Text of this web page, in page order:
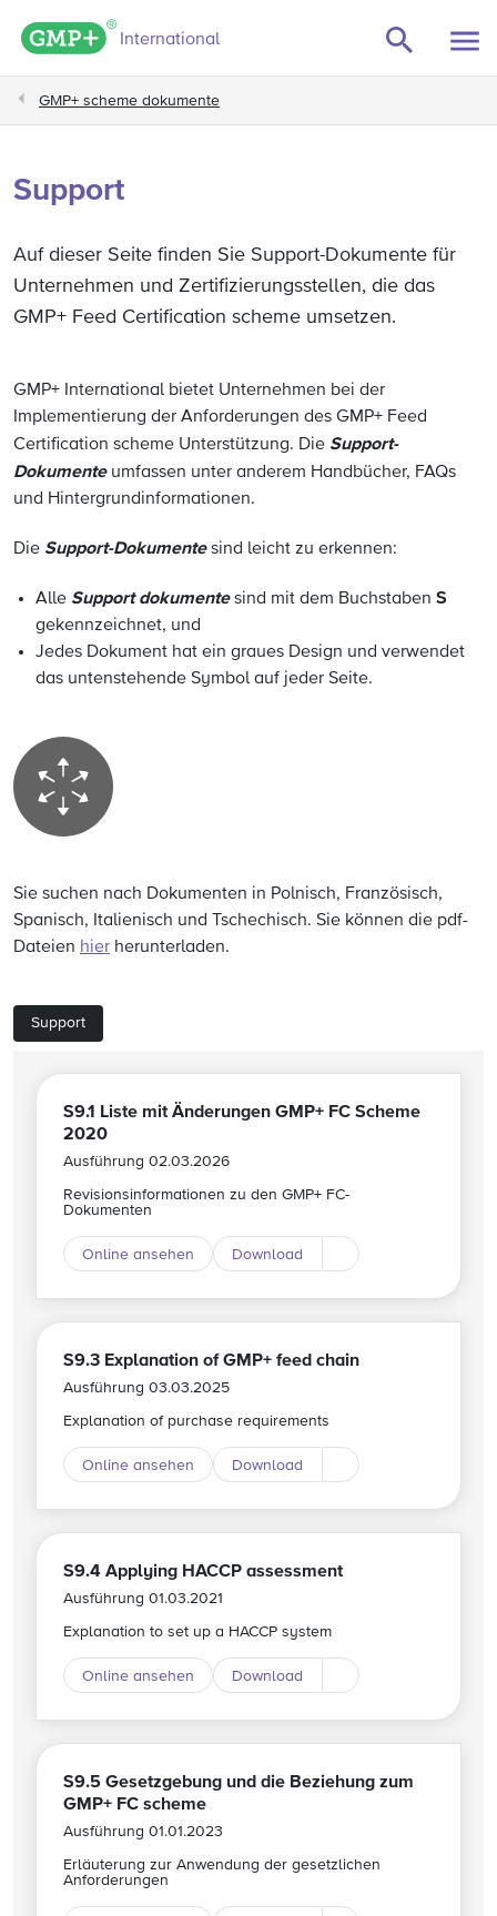
GMP+ logo
International
GMP+ scheme dokumente
Support
Auf dieser Seite finden Sie Support-Dokumente für
Unternehmen und Zertifizierungsstellen, die das
GMP+ Feed Certification scheme umsetzen.
GMP+ International bietet Unternehmen bei der
Implementierung der Anforderungen des GMP+ Feed
Certification scheme Unterstützung. Die Support-
Dokumenteumfassen unter anderem Handbücher, FAQs
und Hintergrundinformationen.
Die Support-Dokumentesind leicht zu erkennen:
Alle Support dokumentesind mit dem Buchstaben S
gekennzeichnet, und
Jedes Dokument hat ein graues Design und verwendet
das untenstehende Symbol auf jeder Seite.
Sie suchen nach Dokumenten in Polnisch, Französisch,
Spanisch, Italienisch und Tschechisch. Sie können die pdf-
Dateien hier herunterladen.
Support
S9.1 Liste mit Änderungen GMP+ FC Scheme
2020
Ausführung 02.03.2026
Revisionsinformationen zu den GMP+ FC-
Dokumenten
Online ansehen Download
Download andere
S9.3 Explanation of GMP+ feed chain
Ausführung 03.03.2025
Explanation of purchase requirements
Online ansehen Download
Download andere
S9.4 Applying HACCP assessment
Ausführung 01.03.2021
Explanation to set up a HACCP system
Online ansehen Download
Download andere
S9.5 Gesetzgebung und die Beziehung zum
GMP+ FC scheme
Ausführung 01.01.2023
Erläuterung zur Anwendung der gesetzlichen
Anforderungen